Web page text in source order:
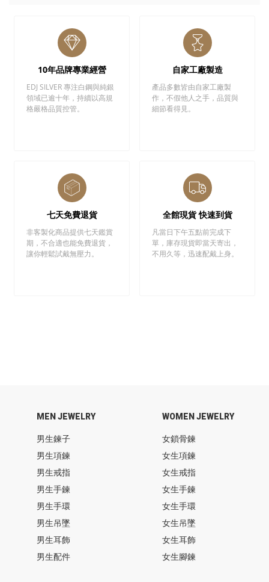
10年品牌專業經營
EDJ SILVER 專注白鋼與純銀
領域已逾十年，持續以高規
格嚴格品質控管。
自家工廠製造
產品多數皆由自家工廠製
作，不假他人之手，品質與
細節看得見。
七天免費退貨
非客製化商品提供七天鑑賞
期，不合適也能免費退貨，
讓你輕鬆試戴無壓力。
全館現貨 快速到貨
凡當日下午五點前完成下
單，庫存現貨即當天寄出，
不用久等，迅速配戴上身。
MEN JEWELRY
男生鍊子
男生項鍊
男生戒指
男生手鍊
男生手環
男生吊墜
男生耳飾
男生配件
WOMEN JEWELRY
女鎖骨鍊
女生項鍊
女生戒指
女生手鍊
女生手環
女生吊墜
女生耳飾
女生腳鍊